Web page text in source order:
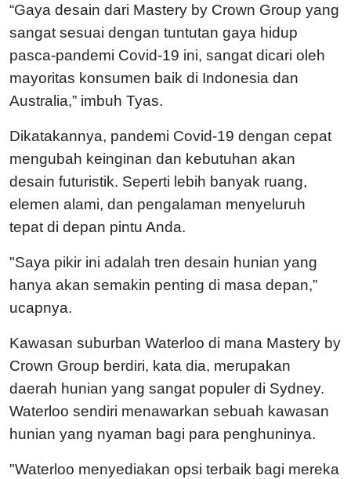
“Gaya desain dari Mastery by Crown Group yang
sangat sesuai dengan tuntutan gaya hidup
pasca-pandemi Covid-19 ini, sangat dicari oleh
mayoritas konsumen baik di Indonesia dan
Australia,” imbuh Tyas.
Dikatakannya, pandemi Covid-19 dengan cepat
mengubah keinginan dan kebutuhan akan
desain futuristik. Seperti lebih banyak ruang,
elemen alami, dan pengalaman menyeluruh
tepat di depan pintu Anda.
"Saya pikir ini adalah tren desain hunian yang
hanya akan semakin penting di masa depan,”
ucapnya.
Kawasan suburban Waterloo di mana Mastery by
Crown Group berdiri, kata dia, merupakan
daerah hunian yang sangat populer di Sydney.
Waterloo sendiri menawarkan sebuah kawasan
hunian yang nyaman bagi para penghuninya.
"Waterloo menyediakan opsi terbaik bagi mereka